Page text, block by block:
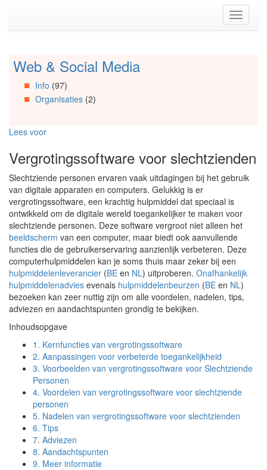
(Accesskey
Toggle
Spring
Artikels
Spring
Spring
Organisaties
Spring
naar
Social
media
Web & Social Media
Info (97)
Organisaties(2)
Lees voor
Vergrotingssoftware voor slechtzienden
Slechtziende personen ervaren vaak uitdagingen bij het gebruik
van digitale apparaten en computers. Gelukkig is er
vergrotingssoftware, een krachtig hulpmiddel dat speciaal is
ontwikkeld om de digitale wereld toegankelijker te maken voor
slechtziende personen. Deze software vergroot niet alleen het
beeldscherm van een computer, maar biedt ook aanvullende
functies die de gebruikerservaring aanzienlijk verbeteren. Deze
computerhulpmiddelen kan je soms thuis maar zeker bij een
hulpmiddelenleverancier (BE en NL) uitproberen. Onafhankelijk
hulpmiddelenadvies evenals hulpmiddelenbeurzen (BE en NL)
bezoeken kan zeer nuttig zijn om alle voordelen, nadelen, tips,
adviezen en aandachtspunten grondig te bekijken.
Inhoudsopgave
1. Kernfuncties van vergrotingssoftware
2. Aanpassingen voor verbeterde toegankelijkheid
3. Voorbeelden van vergrotingssoftware voor Slechtziende
Personen
4. Voordelen van vergrotingssoftware voor slechtziende
personen
5. Nadelen van vergrotingssoftware voor slechtzienden
6. Tips
7. Adviezen
8. Aandachtspunten
9. Meer informatie